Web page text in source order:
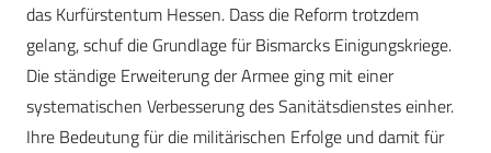
das Kurfürstentum Hessen. Dass die Reform trotzdem
gelang, schuf die Grundlage für Bismarcks Einigungskriege.
Die ständige Erweiterung der Armee ging mit einer
systematischen Verbesserung des Sanitätsdienstes einher.
Ihre Bedeutung für die militärischen Erfolge und damit für